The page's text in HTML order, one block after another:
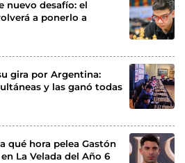
nuevo desafío: el
a ponerlo a
gira por Argentina:
y las ganó todas
qué hora pelea Gastón
La Velada del Año 6